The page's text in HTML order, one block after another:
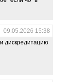
09.05.2026 15:38
дискредитацию